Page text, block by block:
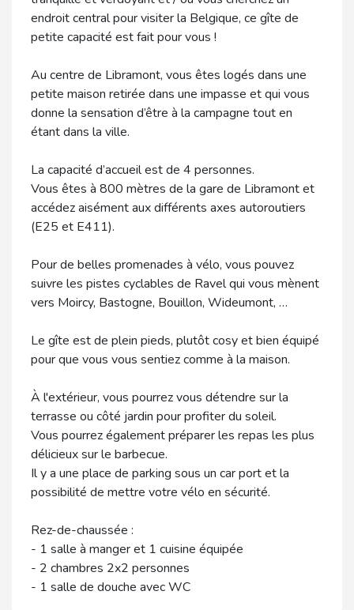
endroit central pour visiter la Belgique, ce gîte de
petite capacité est fait pour vous !
Au centre de Libramont, vous êtes logés dans une
petite maison retirée dans une impasse et qui vous
donne la sensation d’être à la campagne tout en
étant dans la ville.
La capacité d’accueil est de 4 personnes.
Vous êtes à 800 mètres de la gare de Libramont et
accédez aisément aux différents axes autoroutiers
(E25 et E411).
Pour de belles promenades à vélo, vous pouvez
suivre les pistes cyclables de Ravel qui vous mènent
vers Moircy, Bastogne, Bouillon, Wideumont, …
Le gîte est de plein pieds, plutôt cosy et bien équipé
pour que vous vous sentiez comme à la maison.
À l'extérieur, vous pourrez vous détendre sur la
terrasse ou côté jardin pour profiter du soleil.
Vous pourrez également préparer les repas les plus
délicieux sur le barbecue.
Il y a une place de parking sous un car port et la
possibilité de mettre votre vélo en sécurité.
Rez-de-chaussée :
- 1 salle à manger et 1 cuisine équipée
- 2 chambres 2x2 personnes
- 1 salle de douche avec WC